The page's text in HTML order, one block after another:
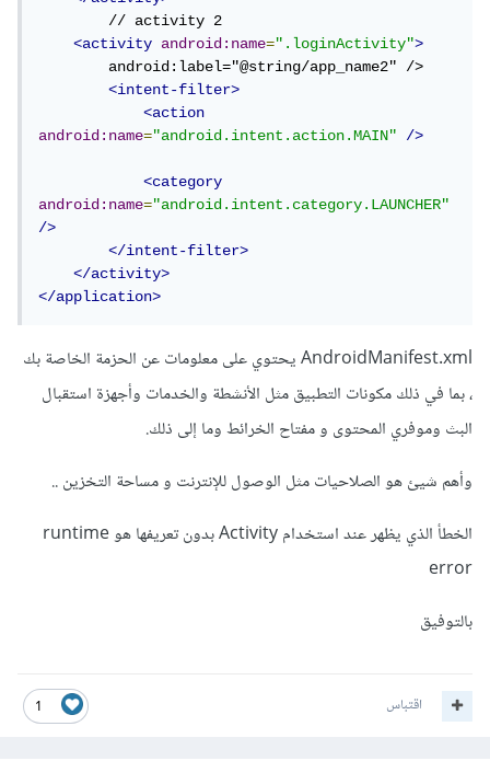
	// activity 2
<activity
android:name=".loginActivity">
<intent-filter>
<action
android:name="android.intent.action.MAIN" />
<category
android:name="android.intent.category.LAUNCHER"
/>
</intent-filter>
</activity>
</application>
AndroidManifest.xml يحتوي على معلومات عن الحزمة الخاصة بك
، بما في ذلك مكونات التطبيق مثل الأنشطة والخدمات وأجهزة استقبال
البث وموفري المحتوى و مفتاح الخرائط وما إلى ذلك.
وأهم شيئ هو الصلاحيات مثل الوصول للإنترنت و مساحة التخزين ..
الخطأ الذي يظهر عند استخدام Activity بدون تعريفها هو runtime
error
بالتوفيق
1 اقتباس